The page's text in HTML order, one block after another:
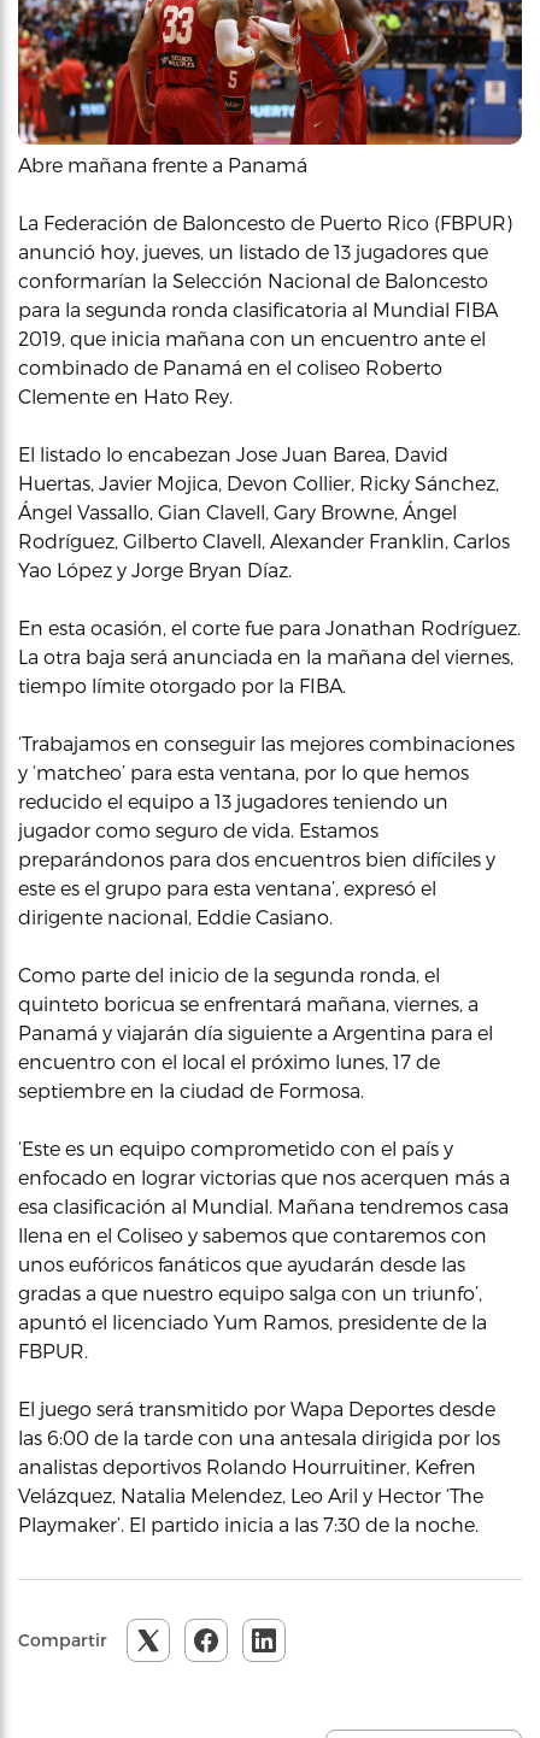
Abre mañana frente a Panamá
La Federación de Baloncesto de Puerto Rico (FBPUR)
anunció hoy, jueves, un listado de 13 jugadores que
conformarían la Selección Nacional de Baloncesto
para la segunda ronda clasificatoria al Mundial FIBA
2019, que inicia mañana con un encuentro ante el
combinado de Panamá en el coliseo Roberto
Clemente en Hato Rey.
El listado lo encabezan Jose Juan Barea, David
Huertas, Javier Mojica, Devon Collier, Ricky Sánchez,
Ángel Vassallo, Gian Clavell, Gary Browne, Ángel
Rodríguez, Gilberto Clavell, Alexander Franklin, Carlos
Yao López y Jorge Bryan Díaz.
En esta ocasión, el corte fue para Jonathan Rodríguez.
La otra baja será anunciada en la mañana del viernes,
tiempo límite otorgado por la FIBA.
‘Trabajamos en conseguir las mejores combinaciones
y ‘matcheo’ para esta ventana, por lo que hemos
reducido el equipo a 13 jugadores teniendo un
jugador como seguro de vida. Estamos
preparándonos para dos encuentros bien difíciles y
este es el grupo para esta ventana’, expresó el
dirigente nacional, Eddie Casiano.
Como parte del inicio de la segunda ronda, el
quinteto boricua se enfrentará mañana, viernes, a
Panamá y viajarán día siguiente a Argentina para el
encuentro con el local el próximo lunes, 17 de
septiembre en la ciudad de Formosa.
‘Este es un equipo comprometido con el país y
enfocado en lograr victorias que nos acerquen más a
esa clasificación al Mundial. Mañana tendremos casa
llena en el Coliseo y sabemos que contaremos con
unos eufóricos fanáticos que ayudarán desde las
gradas a que nuestro equipo salga con un triunfo’,
apuntó el licenciado Yum Ramos, presidente de la
FBPUR.
El juego será transmitido por Wapa Deportes desde
las 6:00 de la tarde con una antesala dirigida por los
analistas deportivos Rolando Hourruitiner, Kefren
Velázquez, Natalia Melendez, Leo Aril y Hector ‘The
Playmaker’. El partido inicia a las 7:30 de la noche.
Compartir